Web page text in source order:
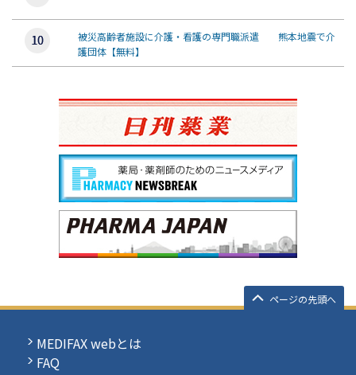
被災高齢者施設に介護・看護の専門職派遣 熊本地震で介
護団体【無料】
ページの先頭へ
MEDIFAX webとは
FAQ